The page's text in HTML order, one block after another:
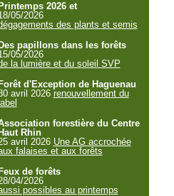
Printemps 2026 et
05/2026
des plants et semis
Des papillons dans les forêts
05/2026
la lumière et du soleil SVP
Forêt d'Exception de Haguenau
avril 2026 renouvellement du
label
forestière du Centre
Haut Rhin
avril 2026 Une AG accrochée
falaises et aux forêts
Feux de forêts
04/2026
possibles au printemps